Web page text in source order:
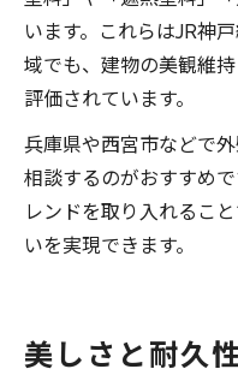
います。これらはJR神
域でも、建物の美観維
評価されています。
兵庫県や西宮市などで
相談するのがおすすめ
レンドを取り入れるこ
いを実現できます。
美しさと耐久